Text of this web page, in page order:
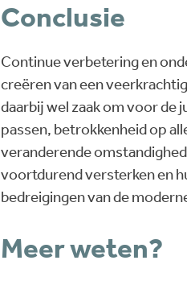
Conclusie
Continue verbetering en
creëren van een
daarbij wel zaak om voor de
passen, betrokkenheid op
veranderende
voortdurend versterken en
bedreigingen van de
Meer weten?